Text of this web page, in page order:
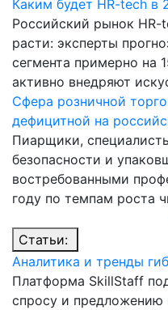
Каким будет HR-tech в
Российский рынок HR-
расти: эксперты
сегмента примерно на
активно внедряют
Сфера розничной
дефицитной на
Пиарщики,
безопасности и
востребованными
году по темпам роста
Статьи:
Аналитика и тренды
Платформа SkillStaff
спросу и